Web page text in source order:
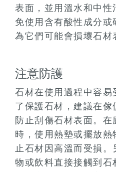
表面，並用溫水和中性
免使用含有酸性成分或
為它們可能會損壞石材
注意防護
石材在使用過程中容易
了保護石材，建議在傢
防止刮傷石材表面。在
時，使用熱墊或擺放
止石材因高溫而受損。
物或飲料直接接觸到石